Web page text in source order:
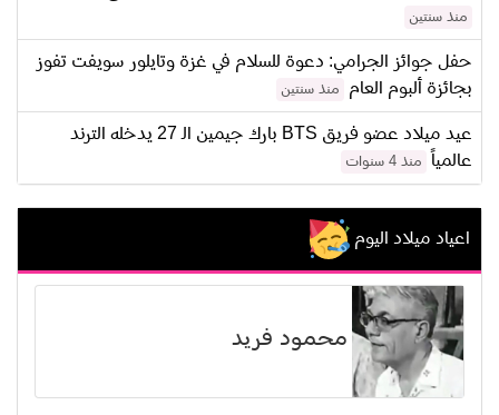
منذ سنتين
حفل جوائز الجرامي: دعوة للسلام في غزة وتايلور سويفت تفوز
بجائزة ألبوم العام
منذ سنتين
عيد ميلاد عضو فريق BTS بارك جيمين الـ 27 يدخله الترند
عالمياً
منذ 4 سنوات
اعياد ميلاد اليوم
محمود فريد